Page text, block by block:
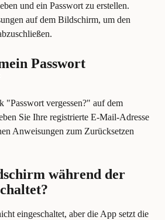
und ein Passwort zu erstellen.
auf dem Bildschirm, um den
Passwort
"Passwort vergessen?" auf dem
Sie Ihre registrierte E-Mail-Adresse
Anweisungen zum Zurücksetzen
während der
eingeschaltet, aber die App setzt die